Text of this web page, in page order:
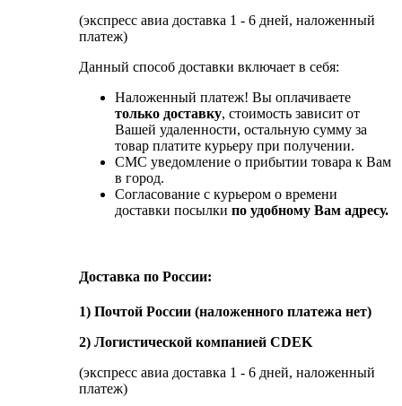
(экспресс авиа доставка 1 - 6 дней, наложенный
платеж)
Данный способ доставки включает в себя:
Наложенный платеж! Вы оплачиваете
только доставку, стоимость зависит от
Вашей удаленности, остальную сумму за
товар платите курьеру при получении.
СМС уведомление о прибытии товара к Вам
в город.
Согласование с курьером о времени
доставки посылки по удобному Вам адресу.
Доставка по России:
1) Почтой России (наложенного платежа нет)
2) Логистической компанией CDEK
(экспресс авиа доставка 1 - 6 дней, наложенный
платеж)